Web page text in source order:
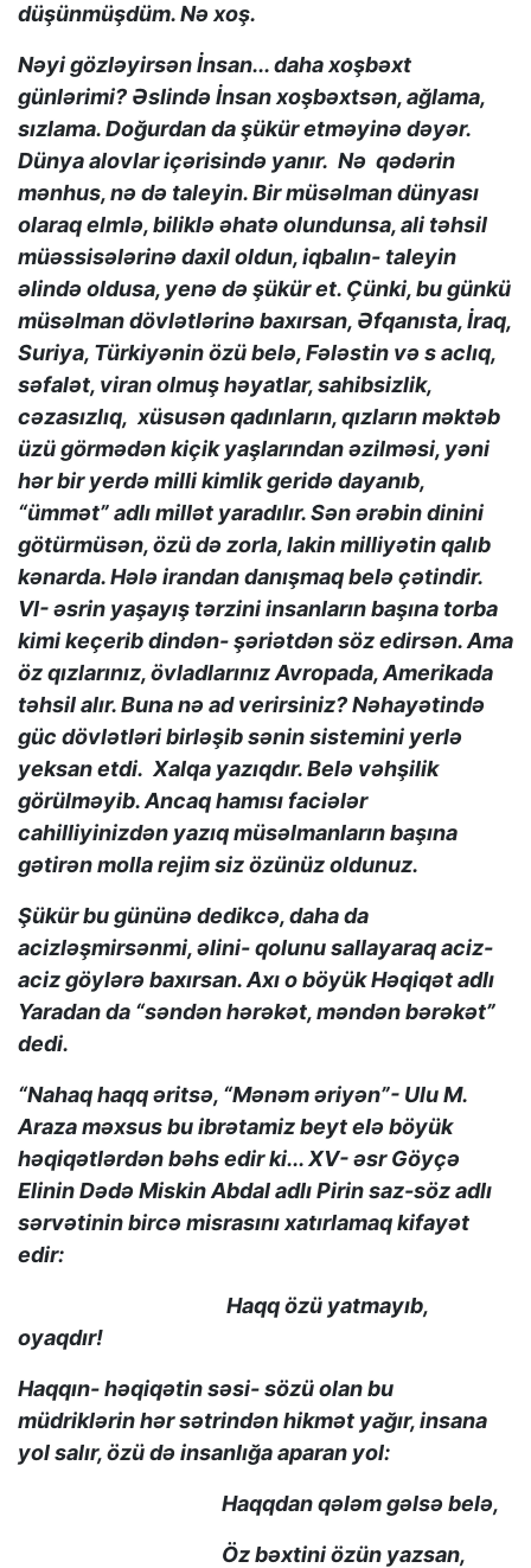
düşünmüşdüm. Nə xoş.
Nəyi gözləyirsən İnsan... daha xoşbəxt
günlərimi? Əslində İnsan xoşbəxtsən, ağlama,
sızlama. Doğurdan da şükür etməyinə dəyər.
Dünya alovlar içərisində yanır. Nə qədərin
mənhus, nə də taleyin. Bir müsəlman dünyası
olaraq elmlə, biliklə əhatə olundunsa, ali təhsil
müəssisələrinə daxil oldun, iqbalın- taleyin
əlində oldusa, yenə də şükür et. Çünki, bu günkü
müsəlman dövlətlərinə baxırsan, Əfqanısta, İraq,
Suriya, Türkiyənin özü belə, Fələstin və s aclıq,
səfalət, viran olmuş həyatlar, sahibsizlik,
cəzasızlıq, xüsusən qadınların, qızların məktəb
üzü görmədən kiçik yaşlarından əzilməsi, yəni
hər bir yerdə milli kimlik geridə dayanıb,
“ümmət” adlı millət yaradılır. Sən ərəbin dinini
götürmüsən, özü də zorla, lakin milliyətin qalıb
kənarda. Hələ irandan danışmaq belə çətindir.
VI- əsrin yaşayış tərzini insanların başına torba
kimi keçerib dindən- şəriətdən söz edirsən. Ama
öz qızlarınız, övladlarınız Avropada, Amerikada
təhsil alır. Buna nə ad verirsiniz? Nəhayətində
güc dövlətləri birləşib sənin sistemini yerlə
yeksan etdi. Xalqa yazıqdır. Belə vəhşilik
görülməyib. Ancaq hamısı faciələr
cahilliyinizdən yazıq müsəlmanların başına
gətirən molla rejim siz özünüz oldunuz.
Şükür bu gününə dedikcə, daha da
acizləşmirsənmi, əlini- qolunu sallayaraq aciz-
aciz göylərə baxırsan. Axı o böyük Həqiqət adlı
Yaradan da “səndən hərəkət, məndən bərəkət”
dedi.
“Nahaq haqq əritsə, “Mənəm əriyən”- Ulu M.
Araza məxsus bu ibrətamiz beyt elə böyük
həqiqətlərdən bəhs edir ki... XV- əsr Göyçə
Elinin Dədə Miskin Abdal adlı Pirin saz-söz adlı
sərvətinin bircə misrasını xatırlamaq kifayət
edir:
Haqq özü yatmayıb,
oyaqdır!
Haqqın- həqiqətin səsi- sözü olan bu
müdriklərin hər sətrindən hikmət yağır, insana
yol salır, özü də insanlığa aparan yol:
Haqqdan qələm gəlsə belə,
Öz bəxtini özün yazsan,